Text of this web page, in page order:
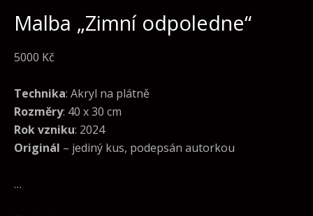
Malba „Zimní odpoledne“
5000 Kč
Technika: Akryl na plátně
Rozměry: 40 x 30 cm
Rok vzniku: 2024
Originál – jediný kus, podepsán autorkou
…